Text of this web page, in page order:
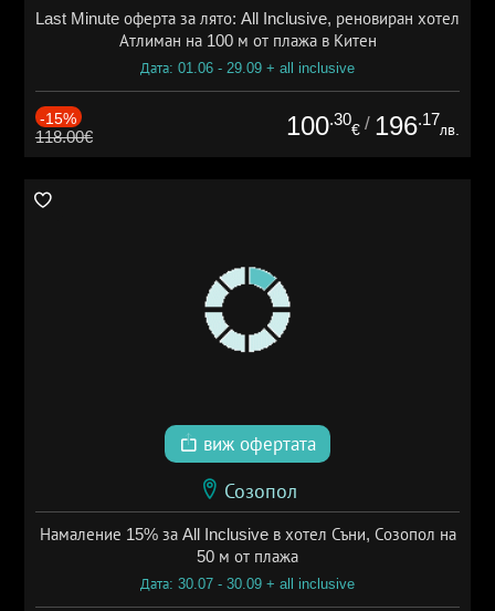
Last Minute оферта за лято: All Inclusive, реновиран хотел
Атлиман на 100 м от плажа в Китен
Дата: 01.06 - 29.09 + all inclusive
-15%
118.00€ 100.30
€ / 196.17
лв.
виж офертата
Созопол
Намаление 15% за All Inclusive в хотел Съни, Созопол на
50 м от плажа
Дата: 30.07 - 30.09 + all inclusive